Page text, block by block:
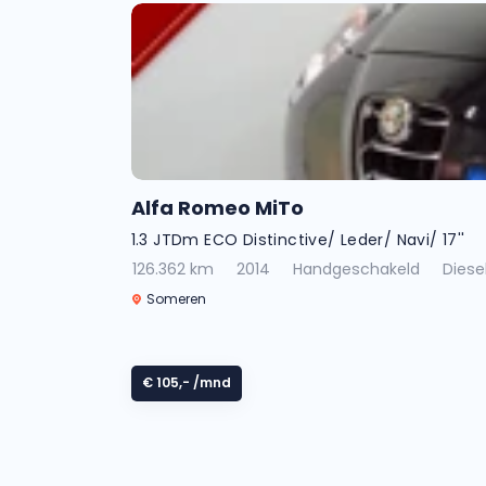
Alfa Romeo MiTo
1.3 JTDm ECO Distinctive/ Leder/ Navi/ 17''
126.362 km
2014 Handgeschakeld
Someren
€ 105,- /mnd